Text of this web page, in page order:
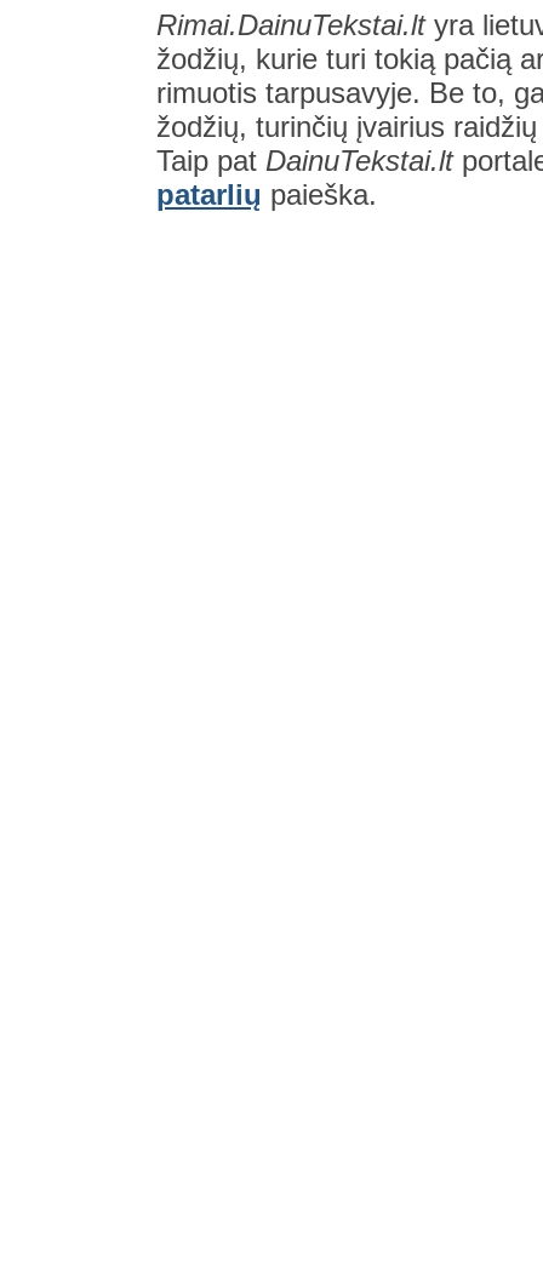
Rimai.DainuTekstai.ltyra
žodžių, kurie turi tokią pačią
rimuotis tarpusavyje. Be to,
žodžių, turinčių įvairius
Taip pat DainuTekstai.lt
patarlių paieška.